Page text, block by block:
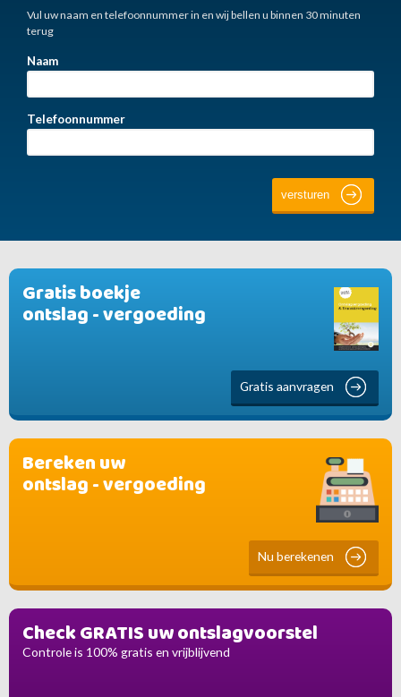
Gratis boekje
ontslag - vergoeding
Gratis aanvragen
Bereken uw
ontslag - vergoeding
Nu berekenen
Check GRATIS uw ontslagvoorstel
Controle is 100% gratis en vrijblijvend
Vul uw naam en telefoonnummer in en wij bellen u binnen 30 minuten
terug
Naam
Telefoonnummer